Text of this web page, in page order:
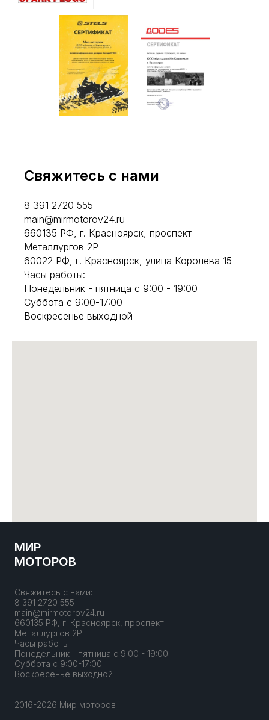
Свяжитесь с нами
8 391 2720 555
main@mirmotorov24.ru
660135 РФ, г. Красноярск, проспект
Металлургов 2Р
60022 РФ, г. Красноярск, улица Королева 15
Часы работы:
Понедельник - пятница с 9:00 - 19:00
Суббота с 9:00-17:00
Воскресенье выходной
МИР
МОТОРОВ
Свяжитесь с нами:
8 391 2720 555
main@mirmotorov24.ru
660135 РФ, г. Красноярск, проспект
Металлургов 2Р
Часы работы:
Понедельник - пятница с 9:00 - 19:00
Суббота с 9:00-17:00
Воскресенье выходной
2016-2026 Мир моторов